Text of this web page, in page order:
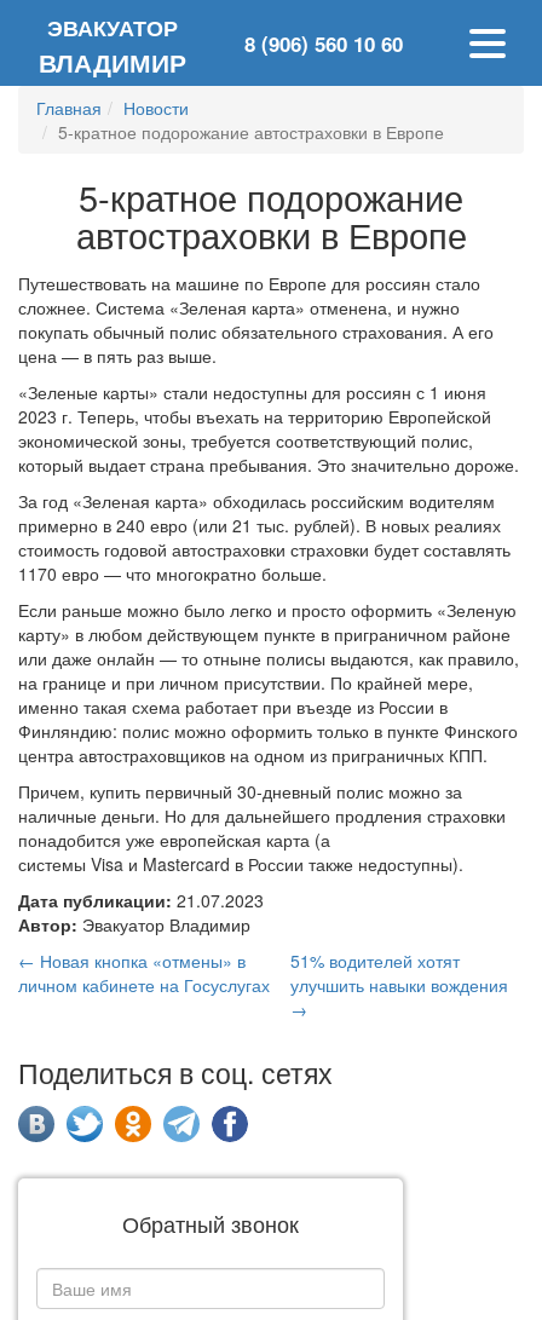
ЭВАКУАТОР
ВЛАДИМИР 8 (906) 560 10 60
Главная
Новости
5-кратное подорожание автостраховки в Европе
5-кратное подорожание
автостраховки в Европе
Путешествовать на машине по Европе для россиян стало
сложнее. Система «Зеленая карта» отменена, и нужно
покупать обычный полис обязательного страхования. А его
цена — в пять раз выше.
«Зеленые карты» стали недоступны для россиян с 1 июня
2023 г. Теперь, чтобы въехать на территорию Европейской
экономической зоны, требуется соответствующий полис,
который выдает страна пребывания. Это значительно дороже.
За год «Зеленая карта» обходилась российским водителям
примерно в 240 евро (или 21 тыс. рублей). В новых реалиях
стоимость годовой автостраховки страховки будет составлять
1170 евро — что многократно больше.
Если раньше можно было легко и просто оформить «Зеленую
карту» в любом действующем пункте в приграничном районе
или даже онлайн — то отныне полисы выдаются, как правило,
на границе и при личном присутствии. По крайней мере,
именно такая схема работает при въезде из России в
Финляндию: полис можно оформить только в пункте Финского
центра автостраховщиков на одном из приграничных КПП.
Причем, купить первичный 30-дневный полис можно за
наличные деньги. Но для дальнейшего продления страховки
понадобится уже европейская карта (а
системы Visa и Mastercard в России также недоступны).
Дата публикации: 21.07.2023
Автор: Эвакуатор Владимир
← Новая кнопка «отмены» в
личном кабинете на Госуслугах
51% водителей хотят
улучшить навыки вождения
→
Поделиться в соц. сетях
Обратный звонок